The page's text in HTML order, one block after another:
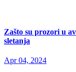
Zašto su prozori u
sletanja
Apr 04, 2024